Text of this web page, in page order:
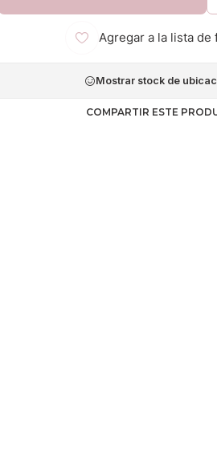
Agregar a la lista de
Mostrar stock de
COMPARTIR ESTE